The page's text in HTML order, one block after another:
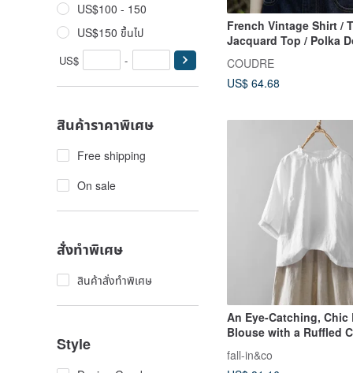
US$100 - 150
US$150 ขึ้นไป
US$ -
สินค้าราคาพิเศษ
Free shipping
On sale
สั่งทำพิเศษ
สินค้าสั่งทำพิเศษ
Style
French Vintage Shirt /
Jacquard Top / Polka
COUDRE
US$ 64.68
An Eye-Catching, Chic
Blouse with a Ruffled
Wearable Front or
Design, White, 230609-
fall-in&co